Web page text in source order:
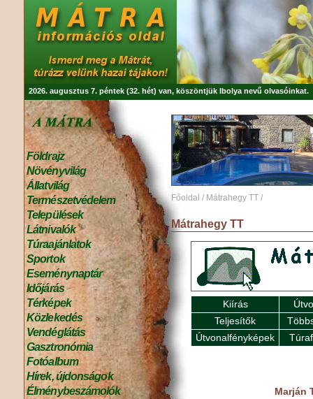
2026. augusztus 7. péntek (32. hét) van, köszöntjük Ibolya nevű olvasóinkat.
Földrajz
Növényvilág
Állatvilág
Természetvédelem
Települések
Látnivalók
Túraajánlatok
Sportok
Eseménynaptár
Időjárás
Térképek
Közlekedés
Vendéglátás
Gasztronómia
Fotóalbum
Hírek, újdonságok
Élménybeszámolók
Főoldal / Mátrahegy TT /
Mátrahegy TT
Kiírás
Teljesítők
Útvonalfényképek
Marján